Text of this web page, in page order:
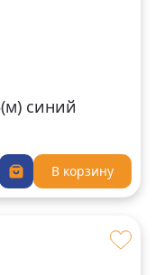
синий
В корзину